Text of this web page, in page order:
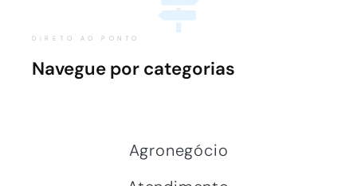
DIRETO AO PONTO
Navegue por categorias
Agronegócio